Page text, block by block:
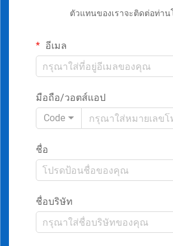
ตัวแทนของเราจะติดต่อท่าน
อีเมล
มือถือ/วอตส์แอป
Code
ชื่อ
ชื่อบริษัท